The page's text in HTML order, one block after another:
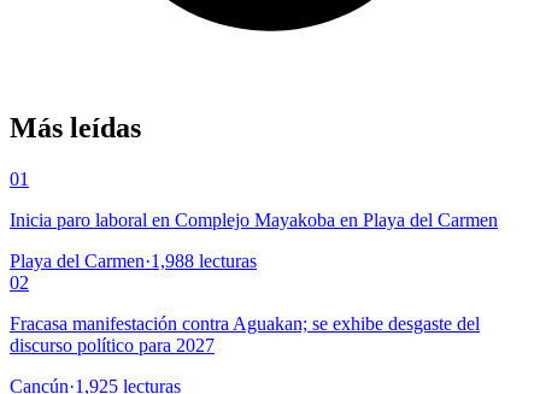
Más leídas
01
Inicia paro laboral en Complejo Mayakoba en Playa del Carmen
Playa del Carmen·1,988 lecturas
02
Fracasa manifestación contra Aguakan; se exhibe desgaste del
discurso político para 2027
Cancún·1,925 lecturas